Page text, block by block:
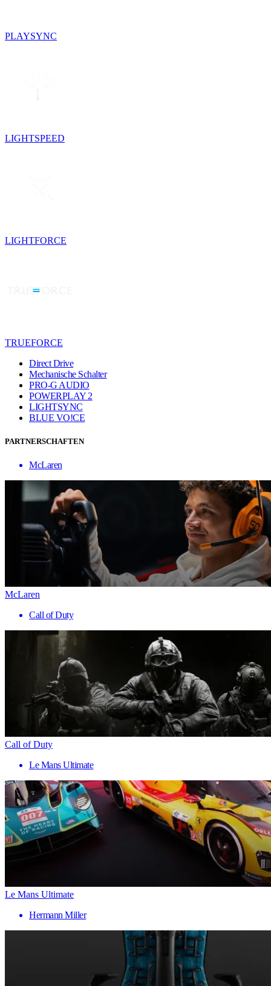
PLAYSYNC
LIGHTSPEED
LIGHTFORCE
TRUEFORCE
Direct Drive
Mechanische Schalter
PRO-G AUDIO
POWERPLAY 2
LIGHTSYNC
BLUE VO!CE
PARTNERSCHAFTEN
McLaren
McLaren
Call of Duty
Call of Duty
Le Mans Ultimate
Le Mans Ultimate
Hermann Miller